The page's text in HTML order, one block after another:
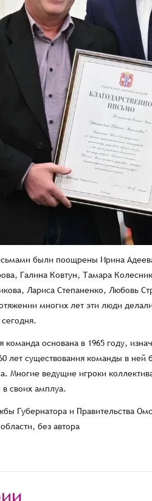
были поощрены Ирина
Галина Ковтун, Тамара
Лариса Степаненко, Любовь
многих лет эти люди
основана в 1965 году,
лет существования команды в ней
Многие ведущие игроки
своих амплуа.
Губернатора и Правительства
без автора